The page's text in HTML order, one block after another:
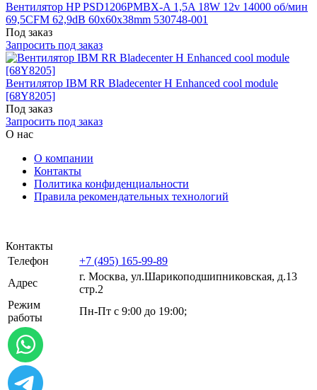
Вентилятор HP PSD1206PMBX-A 1,5A 18W 12v 14000 об/мин
69,5CFM 62,9dB 60x60x38mm 530748-001
Под заказ
Запросить под заказ
Вентилятор IBM RR Bladecenter H Enhanced cool module
[68Y8205]
Под заказ
Запросить под заказ
О нас
О компании
Контакты
Политика конфиденциальности
Правила рекомендательных технологий
Контакты
Телефон
+7 (495) 165-99-89
Адрес
г. Москва, ул.​​Шарикоподшипниковская, д.13
стр.2
Режим
работы
Пн-Пт с 9:00 до 19:00;